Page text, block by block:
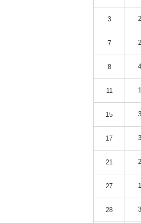
3
7
8
11
15
17
21
27
28